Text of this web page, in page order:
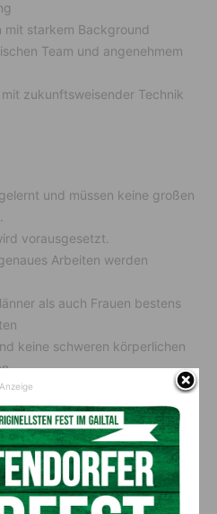
mit starkem Background
Team und angenehmem
zukunftsweisender Technik
und müssen keine großen
vorausgesetzt.
Arbeiten werden
als auch Frauen bestens
keine schweren körperlichen
haben und weitere
Sie rasch Kontakt auf mit
welcome@enercharge.at
Anzeige